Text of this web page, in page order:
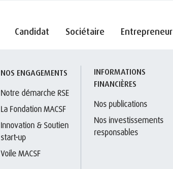
Candidat Sociétaire Entrepreneur
NOS ENGAGEMENTS
Notre démarche RSE
La Fondation MACSF
Innovation & Soutien
start-up
Voile MACSF
INFORMATIONS
FINANCIÈRES
Nos publications
Nos investissements
responsables